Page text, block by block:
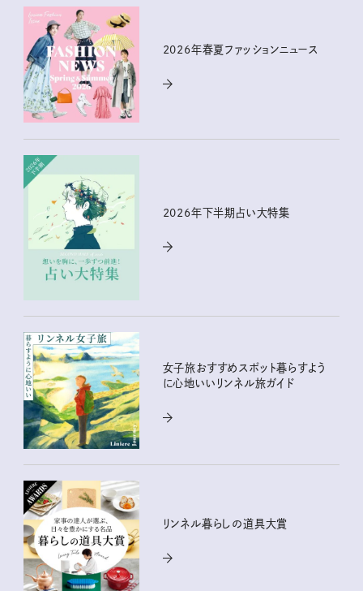
2026年春夏ファッションニュース
2026年下半期占い大特集
女子旅おすすめスポット暮らすよう
に心地いいリンネル旅ガイド
リンネル暮らしの道具大賞